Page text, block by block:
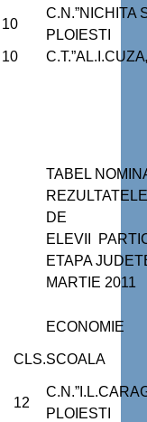
10
C.N.”NICHITA
PLOIESTI
10
TABEL
DE
ELEVII
ETAPA
MARTIE 2011
ECONOMIE
CLS.SCOALA
12
PLOIESTI